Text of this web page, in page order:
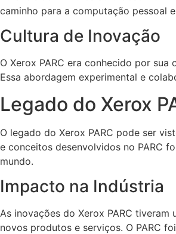
caminho para a computação pessoal
Cultura de Inovação
O Xerox PARC era conhecido por
Essa abordagem experimental e
Legado do Xerox
O legado do Xerox PARC pode ser
e conceitos desenvolvidos no PARC
mundo.
Impacto na Indústria
As inovações do Xerox PARC
novos produtos e serviços. O PARC